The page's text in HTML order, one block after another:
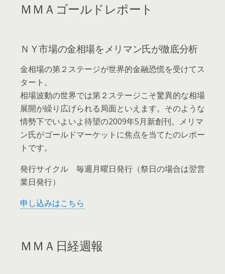
ＭＭＡゴールドレポート
ＮＹ市場の金相場をメリマン氏が徹底分析
金相場の第２ステージが世界的金融恐慌を受けてス
タート。
相場波動の世界では第２ステージこそ驚異的な相場
展開が繰り広げられる局面といえます。そのような
情勢下でいよいよ待望の2009年5月新創刊。メリマ
ン氏がゴールドマーケットに焦点を当てたのレポー
トです。
発行サイクル 毎週月曜日発行（祭日の場合は翌営
業日発行）
申し込みはこちら
ＭＭＡ日経週報